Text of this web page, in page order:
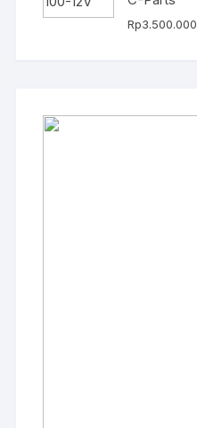
Rp3.500.000